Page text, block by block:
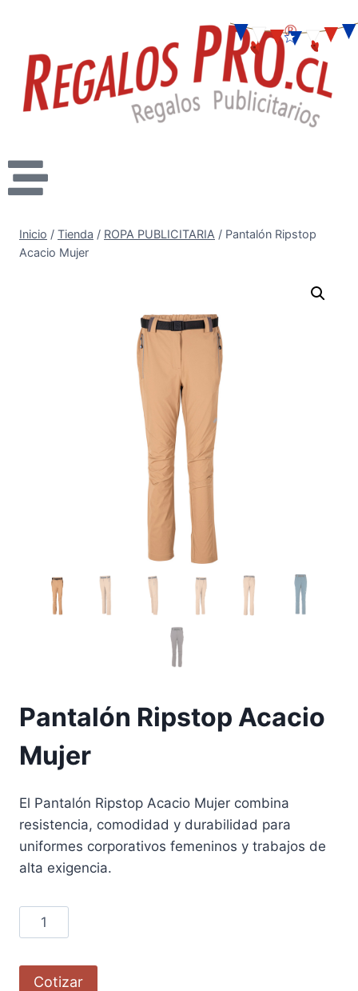
Inicio / Tienda / ROPA PUBLICITARIA / Pantalón Ripstop
Acacio Mujer
Pantalón Ripstop Acacio
Mujer
El Pantalón Ripstop Acacio Mujer combina
resistencia, comodidad y durabilidad para
uniformes corporativos femeninos y trabajos de
alta exigencia.
Cotizar